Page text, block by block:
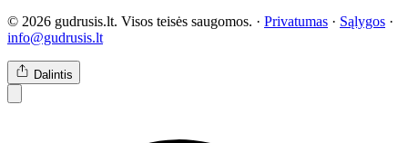
© 2026 gudrusis.lt. Visos teisės saugomos. · Privatumas · Sąlygos ·
info@gudrusis.lt
Dalintis